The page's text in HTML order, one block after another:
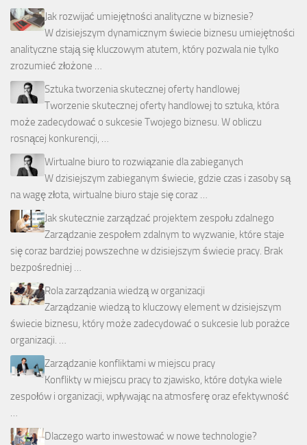
Jak rozwijać umiejętności analityczne w biznesie?
W dzisiejszym dynamicznym świecie biznesu umiejętności
analityczne stają się kluczowym atutem, który pozwala nie tylko
zrozumieć złożone …
Sztuka tworzenia skutecznej oferty handlowej
Tworzenie skutecznej oferty handlowej to sztuka, która
może zadecydować o sukcesie Twojego biznesu. W obliczu
rosnącej konkurencji, …
Wirtualne biuro to rozwiązanie dla zabieganych
W dzisiejszym zabieganym świecie, gdzie czas i zasoby są
na wagę złota, wirtualne biuro staje się coraz …
Jak skutecznie zarządzać projektem zespołu zdalnego
Zarządzanie zespołem zdalnym to wyzwanie, które staje
się coraz bardziej powszechne w dzisiejszym świecie pracy. Brak
bezpośredniej …
Rola zarządzania wiedzą w organizacji
Zarządzanie wiedzą to kluczowy element w dzisiejszym
świecie biznesu, który może zadecydować o sukcesie lub porażce
organizacji. …
Zarządzanie konfliktami w miejscu pracy
Konflikty w miejscu pracy to zjawisko, które dotyka wiele
zespołów i organizacji, wpływając na atmosferę oraz efektywność
…
Dlaczego warto inwestować w nowe technologie?